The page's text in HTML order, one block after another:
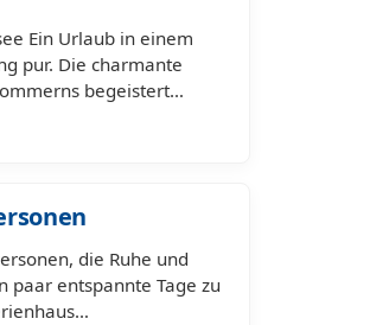
Ein Urlaub in einem
pur. Die charmante
begeistert…
die Ruhe und
paar entspannte Tage zu